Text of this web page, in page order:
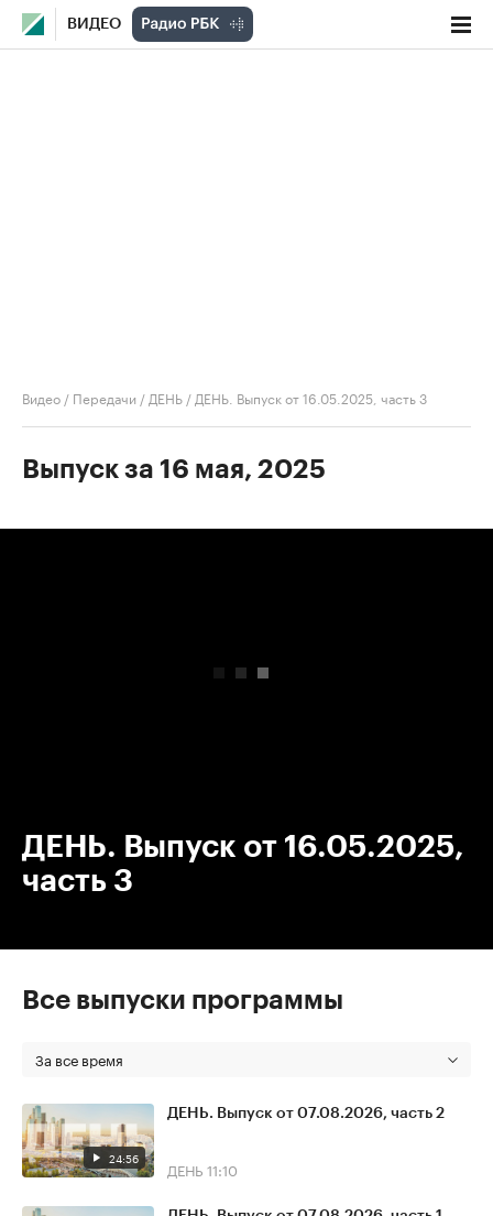
ВИДЕО
Видео / Передачи / ДЕНЬ / ДЕНЬ. Выпуск от 16.05.2025, часть 3
Выпуск за 16 мая, 2025
ДЕНЬ. Выпуск от 16.05.2025,
часть 3
Все выпуски программы
За все время
24:56
ДЕНЬ. Выпуск от 07.08.2026, часть 2
ДЕНЬ 11:10